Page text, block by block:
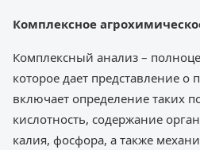
Комплексное
Комплексный анализ –
которое дает представление
включает определение таких
кислотность, содержание
калия, фосфора, а также